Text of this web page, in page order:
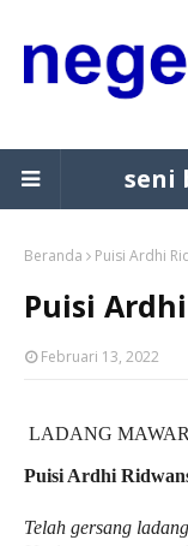
seni
Beranda Puisi Ardhi
Puisi
Februari 13, 2022
LADANG
Puisi Ardhi
Telah gersang